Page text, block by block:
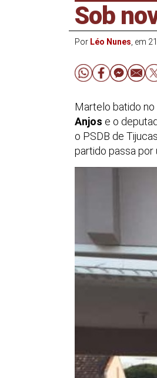
Sob
Por Léo Nunes , em
Martelo batido no
Anjos e o
o PSDB de
partido passa por